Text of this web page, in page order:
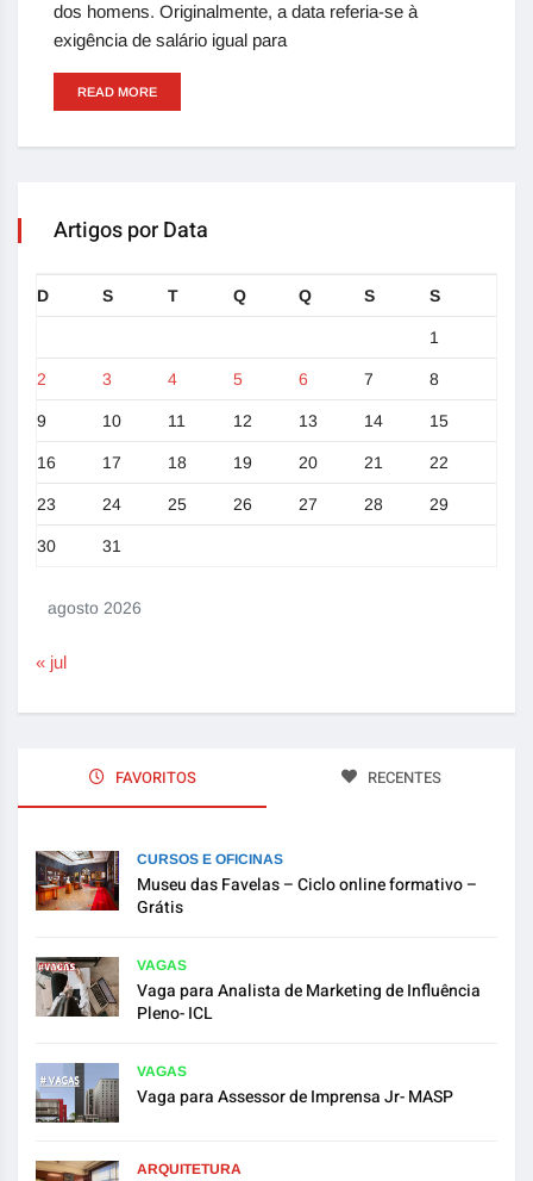
dos homens. Originalmente, a data referia-se à
exigência de salário igual para
READ MORE
Artigos por Data
agosto 2026
D S T Q Q S S
1
2 3 4 5 6 7 8
9 10 11 12 13 14 15
16 17 18 19 20 21 22
23 24 25 26 27 28 29
30 31
« jul
FAVORITOS RECENTES
CURSOS E OFICINAS
Museu das Favelas – Ciclo online formativo –
Grátis
VAGAS
Vaga para Analista de Marketing de Influência
Pleno- ICL
VAGAS
Vaga para Assessor de Imprensa Jr- MASP
ARQUITETURA